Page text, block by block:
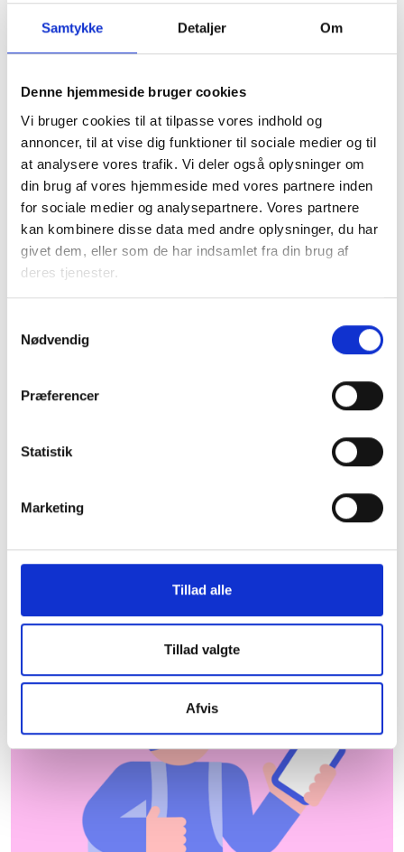
Samtykke Detaljer Om
Denne hjemmeside bruger cookies
Vi bruger cookies til at tilpasse vores indhold og
annoncer, til at vise dig funktioner til sociale medier og til
at analysere vores trafik. Vi deler også oplysninger om
din brug af vores hjemmeside med vores partnere inden
for sociale medier og analysepartnere. Vores partnere
kan kombinere disse data med andre oplysninger, du har
givet dem, eller som de har indsamlet fra din brug af
deres tjenester.
Nødvendig
Præferencer
Statistik
Marketing
Tillad alle
Tillad valgte
Afvis
I samarbejde med kommunen tager den almene sektor
socialt ansvar og løser en række opgaver, blandt andet
med boligsocial anvisning og aftaler om fleksibel udlejning
af de almene boliger.
Almene boliger drives uden profit, så ingen tjener på
huslejen. En del af beboernes husleje går til
Landsbyggefonden, som støtter fysiske og sociale
indsatser i almene boligområder. Dette sikrer, at by- og
Faktaark om almene boliger i
De almene boligorganisationer er centrale aktører
nyttig information om almene boliger i Thisted
Hvor kommer dataene